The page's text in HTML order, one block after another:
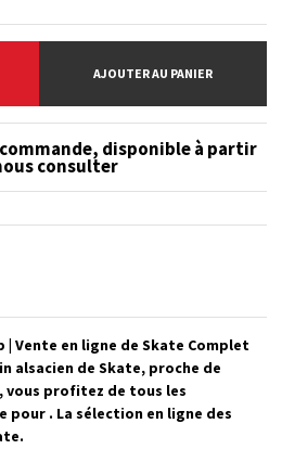
AJOUTER AU PANIER
disponible à partir
consulter
Vente en ligne de Skate Complet
alsacien de Skate, proche de
vous profitez de tous les
pour . La sélection en ligne des